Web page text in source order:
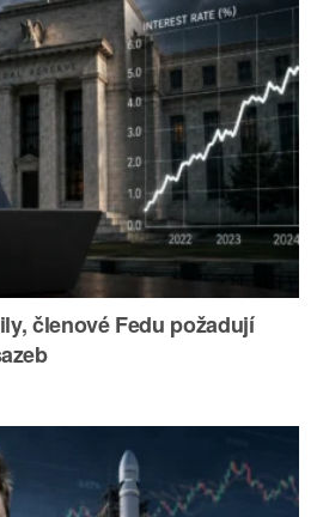
členové Fedu požadují